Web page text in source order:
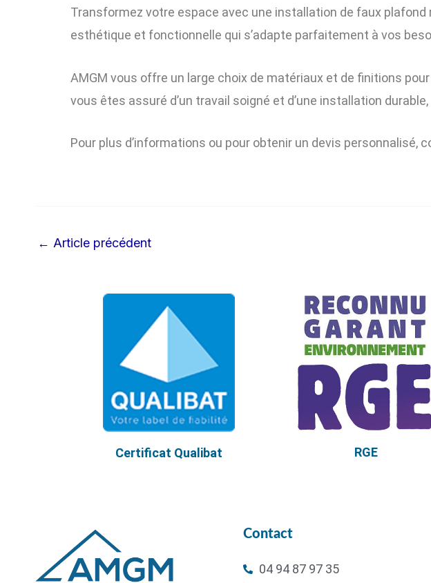
Transformez votre espace avec une installation de faux plafond
esthétique et fonctionnelle qui s’adapte parfaitement à vos
AMGM vous offre un large choix de matériaux et de finitions
vous êtes assuré d’un travail soigné et d’une installation
Pour plus d’informations ou pour obtenir un devis personnalisé,
← Article précédent
Certificat Qualibat RGE
Contact
04 94 87 97 35